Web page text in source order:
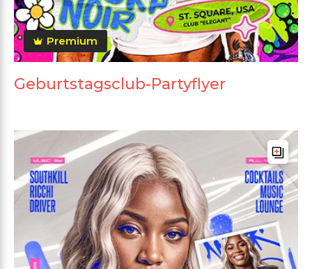
Premium
Geburtstagsclub-Partyflyer